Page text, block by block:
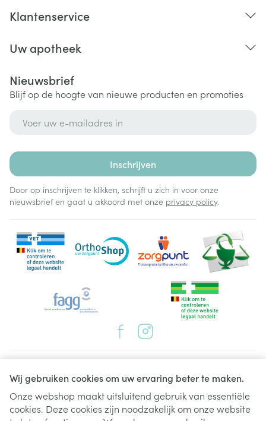
Wij gebruiken cookies om uw ervaring beter te maken.
Onze webshop maakt uitsluitend gebruik van essentiële
cookies. Deze cookies zijn noodzakelijk om onze website
Klantenservice
Uw apotheek
Nieuwsbrief
Blijf op de hoogte van nieuwe producten en promoties
Inschrijven
Door op inschrijven te klikken, schrijft u zich in voor onze
nieuwsbrief en gaat u akkoord met onze privacy policy.
Juridische links